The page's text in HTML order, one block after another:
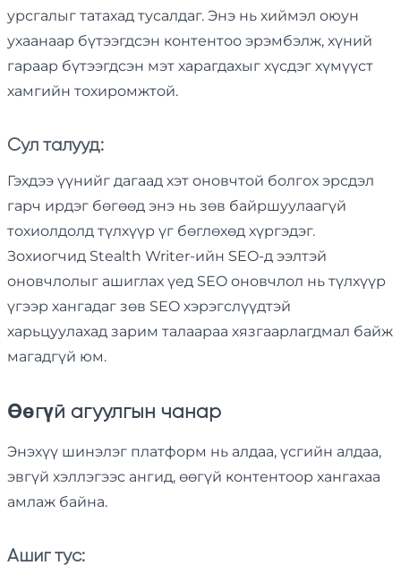
урсгалыг татахад тусалдаг. Энэ нь хиймэл оюун
ухаанаар бүтээгдсэн контентоо эрэмбэлж, хүний ​​
гараар бүтээгдсэн мэт харагдахыг хүсдэг хүмүүст
хамгийн тохиромжтой.
Сул талууд:
Гэхдээ үүнийг дагаад хэт оновчтой болгох эрсдэл
гарч ирдэг бөгөөд энэ нь зөв байршуулаагүй
тохиолдолд түлхүүр үг бөглөхөд хүргэдэг.
Зохиогчид Stealth Writer-ийн SEO-д ээлтэй
оновчлолыг ашиглах үед SEO оновчлол нь түлхүүр
үгээр хангадаг зөв SEO хэрэгслүүдтэй
харьцуулахад зарим талаараа хязгаарлагдмал байж
магадгүй юм.
Өөгүй агуулгын чанар
Энэхүү шинэлэг платформ нь алдаа, үсгийн алдаа,
эвгүй хэллэгээс ангид, өөгүй контентоор хангахаа
амлаж байна.
Ашиг тус: